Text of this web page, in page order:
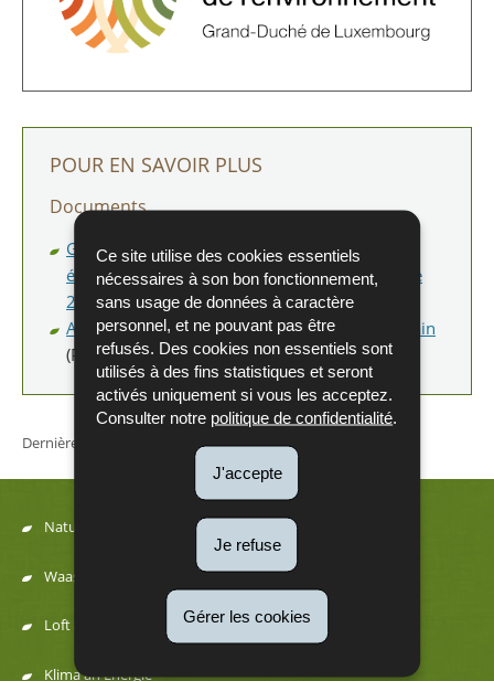
Ce site utilise des cookies essentiels
nécessaires à son bon fonctionnement,
sans usage de données à caractère
personnel, et ne pouvant pas être
refusés. Des cookies non essentiels sont
utilisés à des fins statistiques et seront
activés uniquement si vous les acceptez.
Consulter notre politique de confidentialité.
J'accepte
Je refuse
Gérer les cookies
POUR EN SAVOIR PLUS
Documents
Guide : Méthodologie pour la réalisation d’une
étude préliminaire (Version 1.0 du 8 novembre
2024) (Pdf - 735 Ko)
Annexe au guide : Formulaire de visite de terrain
(Pdf - 678 Ko)
Dernière mise à jour 27/11/2024
Menu
de
Natur
Waasser
Loft a Kaméidi
Klima an Energie